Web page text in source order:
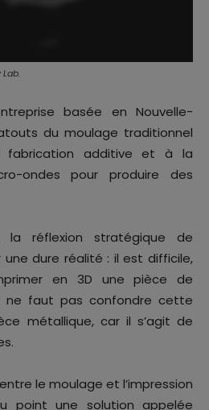
basée en Nouvelle-
du moulage traditionnel
additive et à la
ondes pour produire des
la réflexion stratégique de
une dure réalité : il est difficile,
en 3D une pièce de
ne faut pas confondre cette
métallique, car il s’agit de
le moulage et l’impression
point une solution appelée